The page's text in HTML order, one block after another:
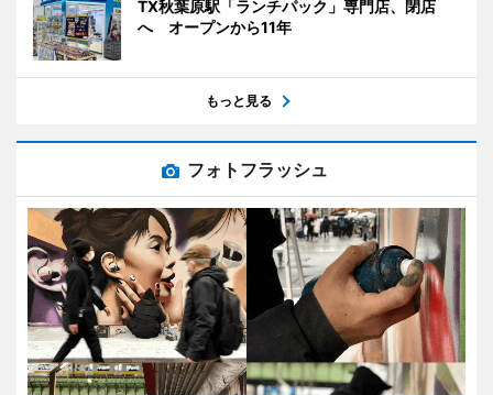
TX秋葉原駅「ランチパック」専門店、閉店
へ オープンから11年
もっと見る
フォトフラッシュ